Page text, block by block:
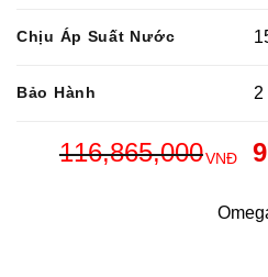
Chịu Áp Suất Nước
Bảo Hành 2
116,865,000VNĐ